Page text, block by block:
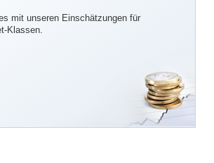
mit unseren Einschätzungen für
Klassen.